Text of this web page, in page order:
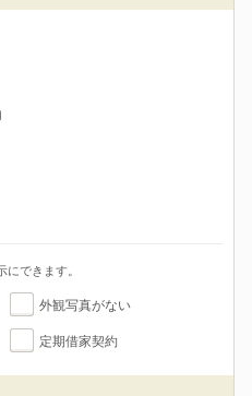
できます。
外観写真がない
定期借家契約